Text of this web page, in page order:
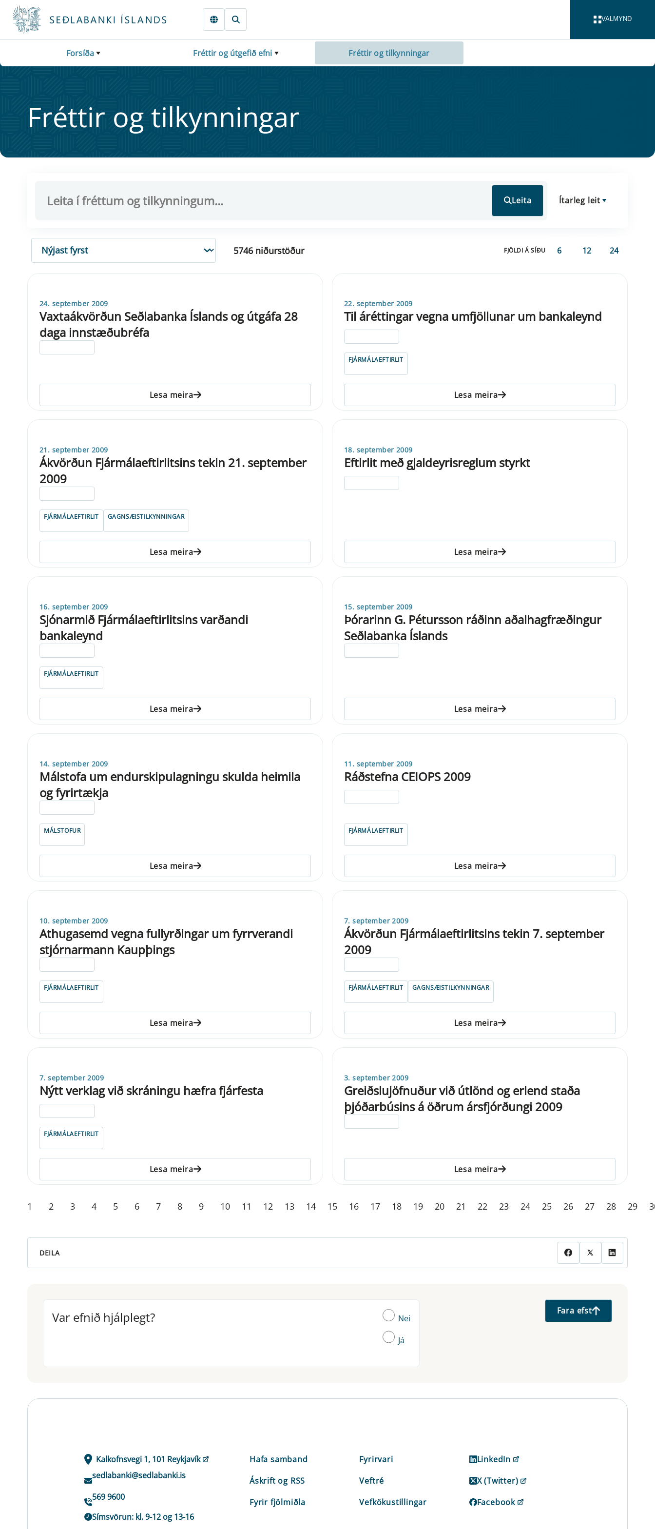
Fara beint í Meginmál
VALMYND
Forsíða Fréttir og útgefið efni Fréttir og tilkynningar
Frétt­ir og til­kynn­ing­ar
Leita Ítarleg leit
RÖÐUN
5746 niðurstöður FJÖLDI Á SÍÐU 6 12 24
24. september 2009
Vaxtaákvörðun Seðlabanka Íslands og útgáfa 28
daga innstæðubréfa
Lesa meira
22. september 2009
Til áréttingar vegna umfjöllunar um bankaleynd
FJÁRMÁLAEFTIRLIT
Lesa meira
21. september 2009
Ákvörðun Fjármálaeftirlitsins tekin 21. september
2009
FJÁRMÁLAEFTIRLIT GAGNSÆISTILKYNNINGAR
Lesa meira
18. september 2009
Eftirlit með gjaldeyrisreglum styrkt
Lesa meira
16. september 2009
Sjónarmið Fjármálaeftirlitsins varðandi
bankaleynd
FJÁRMÁLAEFTIRLIT
Lesa meira
15. september 2009
Þórarinn G. Pétursson ráðinn aðalhagfræðingur
Seðlabanka Íslands
Lesa meira
14. september 2009
Málstofa um endurskipulagningu skulda heimila
og fyrirtækja
MÁLSTOFUR
Lesa meira
11. september 2009
Ráðstefna CEIOPS 2009
FJÁRMÁLAEFTIRLIT
Lesa meira
10. september 2009
Athugasemd vegna fullyrðingar um fyrrverandi
stjórnarmann Kaupþings
FJÁRMÁLAEFTIRLIT
Lesa meira
7. september 2009
Ákvörðun Fjármálaeftirlitsins tekin 7. september
2009
FJÁRMÁLAEFTIRLIT GAGNSÆISTILKYNNINGAR
Lesa meira
7. september 2009
Nýtt verklag við skráningu hæfra fjárfesta
FJÁRMÁLAEFTIRLIT
Lesa meira
3. september 2009
Greiðslujöfnuður við útlönd og erlend staða
þjóðarbúsins á öðrum ársfjórðungi 2009
Lesa meira
1 2 3 4 5 6 7 8 9 10 11 12 13 14 15 16 17 18 19 20 21 22 23 24 25 26 27 28 29
DEILA
Var efnið hjálplegt?
Var efnið hjálplegt? Nei
Já
Fara efst
Kalkofnsvegi 1, 101 Reykjavík
sedlabanki@sedlabanki.is
569 9600
Símsvörun: kl. 9-12 og 13-16
Hafa samband
Áskrift og RSS
Fyrir fjölmiðla
Fyrirvari
Veftré
Vefkökustillingar
LinkedIn
X (Twitter)
Facebook